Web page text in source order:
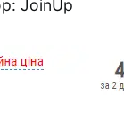
JoinUp